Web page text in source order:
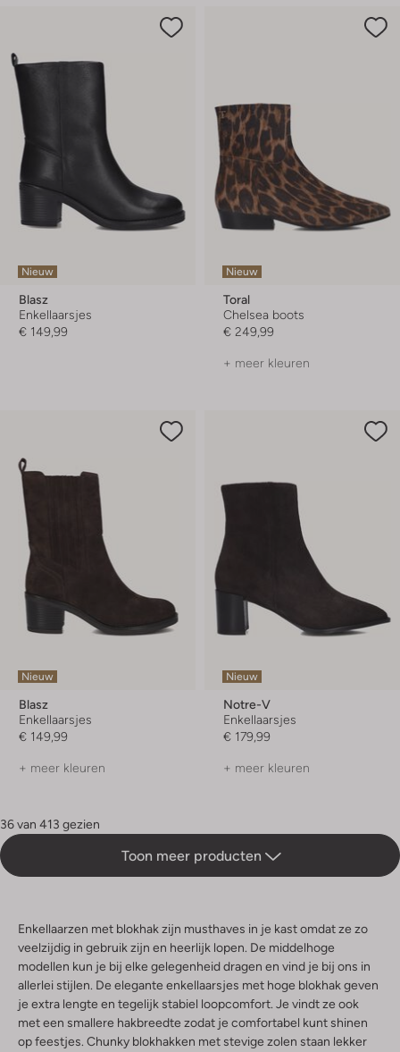
Nieuw
Blasz
Enkellaarsjes
€ 149,99
Nieuw
Toral
Chelsea boots
€ 249,99
+ meer kleuren
Nieuw
Blasz
Enkellaarsjes
€ 149,99
+ meer kleuren
Nieuw
Notre-V
Enkellaarsjes
€ 179,99
+ meer kleuren
36 van 413 gezien
Toon meer producten
Enkellaarzen met blokhak zijn musthaves in je kast omdat ze zo
veelzijdig in gebruik zijn en heerlijk lopen. De middelhoge
modellen kun je bij elke gelegenheid dragen en vind je bij ons in
allerlei stijlen. De elegante enkellaarsjes met hoge blokhak geven
je extra lengte en tegelijk stabiel loopcomfort. Je vindt ze ook
met een smallere hakbreedte zodat je comfortabel kunt shinen
op feestjes. Chunky blokhakken met stevige zolen staan lekker